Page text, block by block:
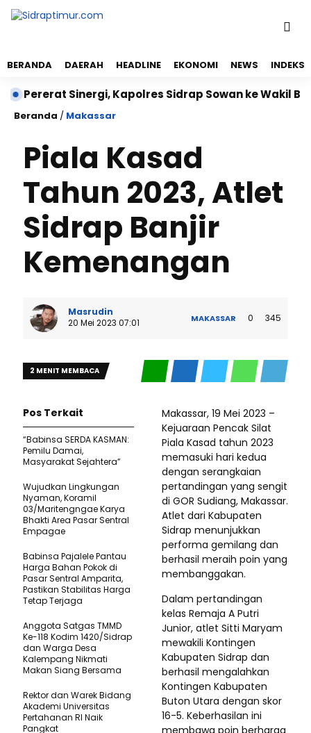
BERANDA DAERAH HEADLINE EKONOMI NEWS INDEKS
Sinergi, Kapolres Sidrap Sowan ke Wakil Bupati
Beranda / Makassar
Piala Kasad
Tahun 2023, Atlet
Sidrap Banjir
Kemenangan
Masrudin
20 Mei 2023 07:01
MAKASSAR 0 345
2 MENIT MEMBACA
Makassar, 19 Mei 2023 –
Kejuaraan Pencak Silat
Piala Kasad tahun 2023
memasuki hari kedua
dengan serangkaian
pertandingan yang sengit
di GOR Sudiang, Makassar.
Atlet dari Kabupaten
Sidrap menunjukkan
performa gemilang dan
berhasil meraih poin yang
membanggakan.
Dalam pertandingan
kelas Remaja A Putri
Junior, atlet Sitti Maryam
mewakili Kontingen
Kabupaten Sidrap dan
berhasil mengalahkan
Kontingen Kabupaten
Buton Utara dengan skor
16-5. Keberhasilan ini
membawa poin berharga
Pos Terkait
“Babinsa SERDA KASMAN:
Pemilu Damai,
Masyarakat Sejahtera”
Wujudkan Lingkungan
Nyaman, Koramil
03/Maritengngae Karya
Bhakti Area Pasar Sentral
Empagae
Babinsa Pajalele Pantau
Harga Bahan Pokok di
Pasar Sentral Amparita,
Pastikan Stabilitas Harga
Tetap Terjaga
Anggota Satgas TMMD
Ke-118 Kodim 1420/Sidrap
dan Warga Desa
Kalempang Nikmati
Makan Siang Bersama
Rektor dan Warek Bidang
Akademi Universitas
Pertahanan RI Naik
Pangkat